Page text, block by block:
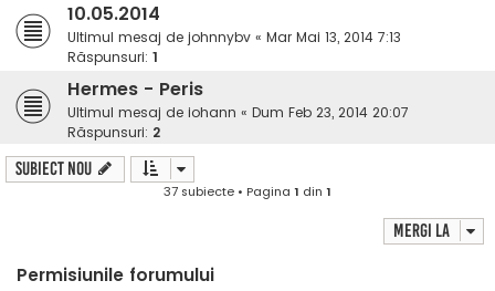
10.05.2014
Ultimul mesaj de johnnybv « Mar Mai 13, 2014 7:13
Răspunsuri: 1
Hermes - Peris
Ultimul mesaj de iohann « Dum Feb 23, 2014 20:07
Răspunsuri: 2
Subiect nou
37 subiecte • Pagina 1 din 1
Mergi la
Permisiunile forumului